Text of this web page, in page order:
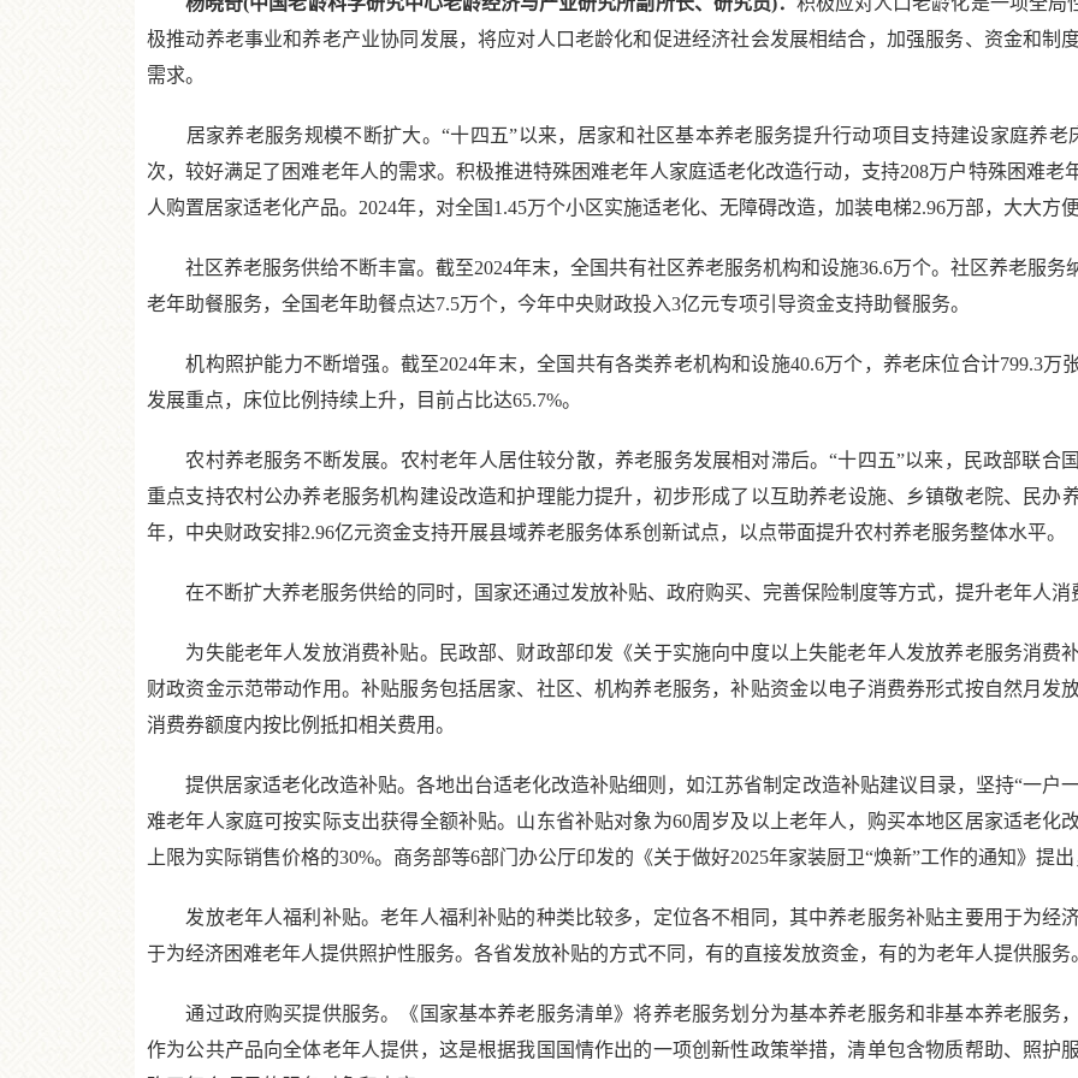
极推动养老事业和养老产业协同发展，将应对人口老龄化和促进经济社会发展相结合，加强服务、资金和制
需求。
居家养老服务规模不断扩大。“十四五”以来，居家和社区基本养老服务提升行动项目支持建设家庭养老
次，较好满足了困难老年人的需求。积极推进特殊困难老年人家庭适老化改造行动，支持208万户特殊困难老
人购置居家适老化产品。2024年，对全国1.45万个小区实施适老化、无障碍改造，加装电梯2.96万部，大大方
社区养老服务供给不断丰富。截至2024年末，全国共有社区养老服务机构和设施36.6万个。社区养老服务
老年助餐服务，全国老年助餐点达7.5万个，今年中央财政投入3亿元专项引导资金支持助餐服务。
机构照护能力不断增强。截至2024年末，全国共有各类养老机构和设施40.6万个，养老床位合计799.3万
发展重点，床位比例持续上升，目前占比达65.7%。
农村养老服务不断发展。农村老年人居住较分散，养老服务发展相对滞后。“十四五”以来，民政部联合
重点支持农村公办养老服务机构建设改造和护理能力提升，初步形成了以互助养老设施、乡镇敬老院、民办
年，中央财政安排2.96亿元资金支持开展县域养老服务体系创新试点，以点带面提升农村养老服务整体水平。
在不断扩大养老服务供给的同时，国家还通过发放补贴、政府购买、完善保险制度等方式，提升老年人消
为失能老年人发放消费补贴。民政部、财政部印发《关于实施向中度以上失能老年人发放养老服务消费
财政资金示范带动作用。补贴服务包括居家、社区、机构养老服务，补贴资金以电子消费券形式按自然月发
消费券额度内按比例抵扣相关费用。
提供居家适老化改造补贴。各地出台适老化改造补贴细则，如江苏省制定改造补贴建议目录，坚持“一户
难老年人家庭可按实际支出获得全额补贴。山东省补贴对象为60周岁及以上老年人，购买本地区居家适老化
上限为实际销售价格的30%。商务部等6部门办公厅印发的《关于做好2025年家装厨卫“焕新”工作的通知》提
发放老年人福利补贴。老年人福利补贴的种类比较多，定位各不相同，其中养老服务补贴主要用于为经
于为经济困难老年人提供照护性服务。各省发放补贴的方式不同，有的直接发放资金，有的为老年人提供服务
通过政府购买提供服务。《国家基本养老服务清单》将养老服务划分为基本养老服务和非基本养老服务
作为公共产品向全体老年人提供，这是根据我国国情作出的一项创新性政策举措，清单包含物质帮助、照护